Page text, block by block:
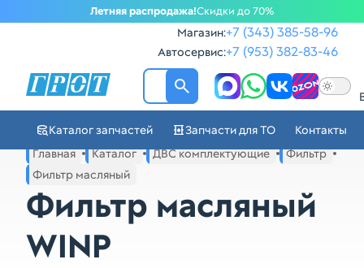
Летняя распродажа!Скидки до 70%
Магазин:+7 (343) 385-58-96
Автосервис:+7 (953) 382-83-46
ГРОТ - Автозапчасти в
Каталог запчастей Запчасти для ТО Контакты
Навигация по сайту автозапчастей ГРОТ
Основное меню навигации интернет-магазина
Главная Каталог ДВС комплектующие
Фильтр
Фильтр масляный
Фильтр масляный
WINP